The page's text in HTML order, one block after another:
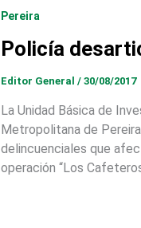
Pereira
Policía
Editor General / 30/08/2017
La Unidad Básica de
Metropolitana de
delincuenciales que
operación “Los